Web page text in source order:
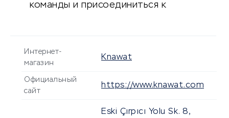
команды и присоединиться к
Интернет-
магазин
Knawat
Официальный
сайт
https://www.knawat.com
Eski Çırpıcı Yolu Sk. 8,